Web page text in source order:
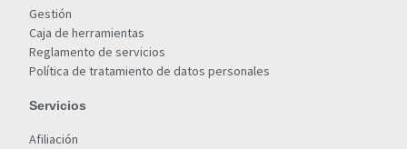
Gestión
Caja de herramientas
Reglamento de servicios
Política de tratamiento de datos personales
Servicios
Afiliación